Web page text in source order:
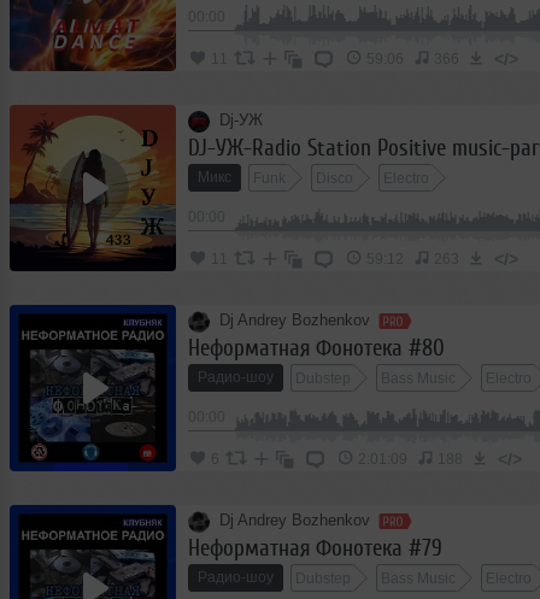
59:06 366 </>
Dj-УЖ
Микс Funk Disco Electro
59:12 263 </>
Dj Andrey Bozhenkov
Неформатная Фонотека #80
Радио-шоу Dubstep Bass Music Electro
6 2:01:09 </>
Dj Andrey Bozhenkov
Неформатная Фонотека #79
Радио-шоу Dubstep Bass Music Electro